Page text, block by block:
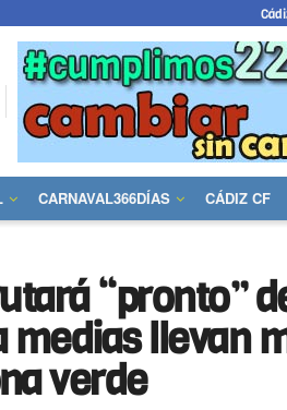
CARNAVAL366DÍAS CÁDIZ CF
“pronto”
medias llevan
verde